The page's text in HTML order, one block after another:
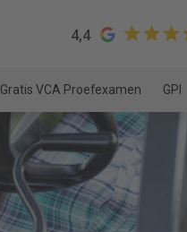
4,4
Gratis VCA Proefexamen GPI